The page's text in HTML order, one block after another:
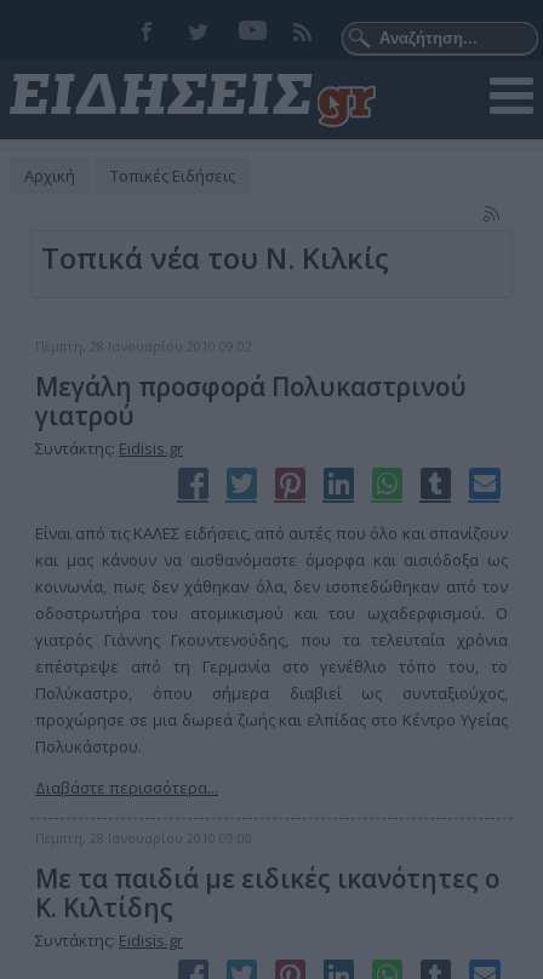
Αρχική Τοπικές Ειδήσεις
Τοπικά νέα του Ν. Κιλκίς
Πέμπτη, 28 Ιανουαρίου 2010 09:02
Μεγάλη προσφορά Πολυκαστρινού
γιατρού
Συντάκτης: Eidisis.gr
Είναι από τις ΚΑΛΕΣ ειδήσεις, από αυτές που όλο και σπανίζουν
και μας κάνουν να αισθανόμαστε όμορφα και αισιόδοξα ως
κοινωνία, πως δεν χάθηκαν όλα, δεν ισοπεδώθηκαν από τον
οδοστρωτήρα του ατομικισμού και του ωχαδερφισμού. Ο
γιατρός Γιάννης Γκουντενούδης, που τα τελευταία χρόνια
επέστρεψε από τη Γερμανία στο γενέθλιο τόπο του, το
Πολύκαστρο, όπου σήμερα διαβιεί ως συνταξιούχος,
προχώρησε σε μια δωρεά ζωής και ελπίδας στο Κέντρο Υγείας
Πολυκάστρου.
Διαβάστε περισσότερα...
Πέμπτη, 28 Ιανουαρίου 2010 09:00
Με τα παιδιά με ειδικές ικανότητες ο
Κ. Κιλτίδης
Συντάκτης: Eidisis.gr